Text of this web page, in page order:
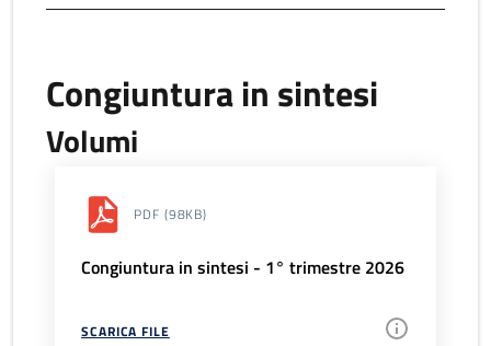
Congiuntura in sintesi
Volumi
PDF (98KB)
Congiuntura in sintesi - 1° trimestre 2026
SCARICA FILE